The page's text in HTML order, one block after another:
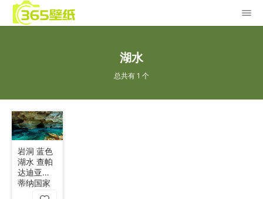
湖水
总共有 1 个
岩洞 蓝色
湖水 查帕
达迪亚曼
蒂纳国家
公园 巴西